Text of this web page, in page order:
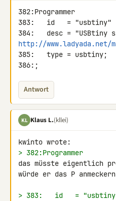
382:Programmer
383:   id   = "usbtiny"
http://www.ladyada.net/
385:   type = usbtiny;
386:;
Antwort
KL Klaus L.(kllei)
> 382:Programmer
das müsste eigentlich
würde er das P anmeckern
> 383:   id   =